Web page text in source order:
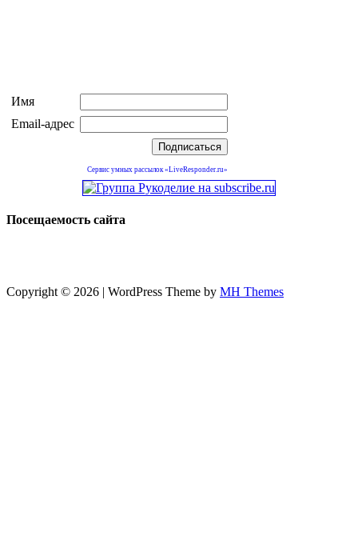
Имя
Email-адрес
Сервис умных рассылок «LiveResponder.ru»
Посещаемость сайта
Copyright © 2026 | WordPress Theme by MH Themes